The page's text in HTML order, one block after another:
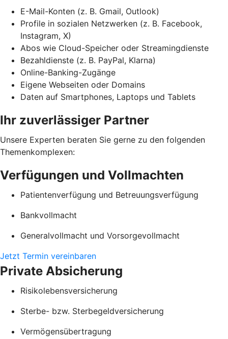
E-Mail-Konten (z. B. Gmail, Outlook)
Profile in sozialen Netzwerken (z. B. Facebook,
Instagram, X)
Abos wie Cloud-Speicher oder Streamingdienste
Bezahldienste (z. B. PayPal, Klarna)
Online-Banking-Zugänge
Eigene Webseiten oder Domains
Daten auf Smartphones, Laptops und Tablets
Ihr zuverlässiger Partner
Unsere Experten beraten Sie gerne zu den folgenden
Themenkomplexen:
Verfügungen und Vollmachten
Patientenverfügung und Betreuungsverfügung
Bankvollmacht
Generalvollmacht und Vorsorgevollmacht
Jetzt Termin vereinbaren
Private Absicherung
Risikolebensversicherung
Sterbe- bzw. Sterbegeldversicherung
Vermögensübertragung